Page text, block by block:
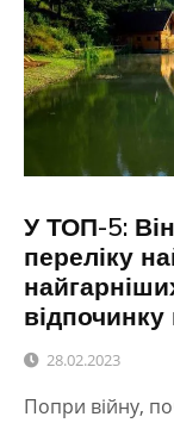
У ТОП-5:
переліку
відпочинку
28.02.2023
Попри війну,